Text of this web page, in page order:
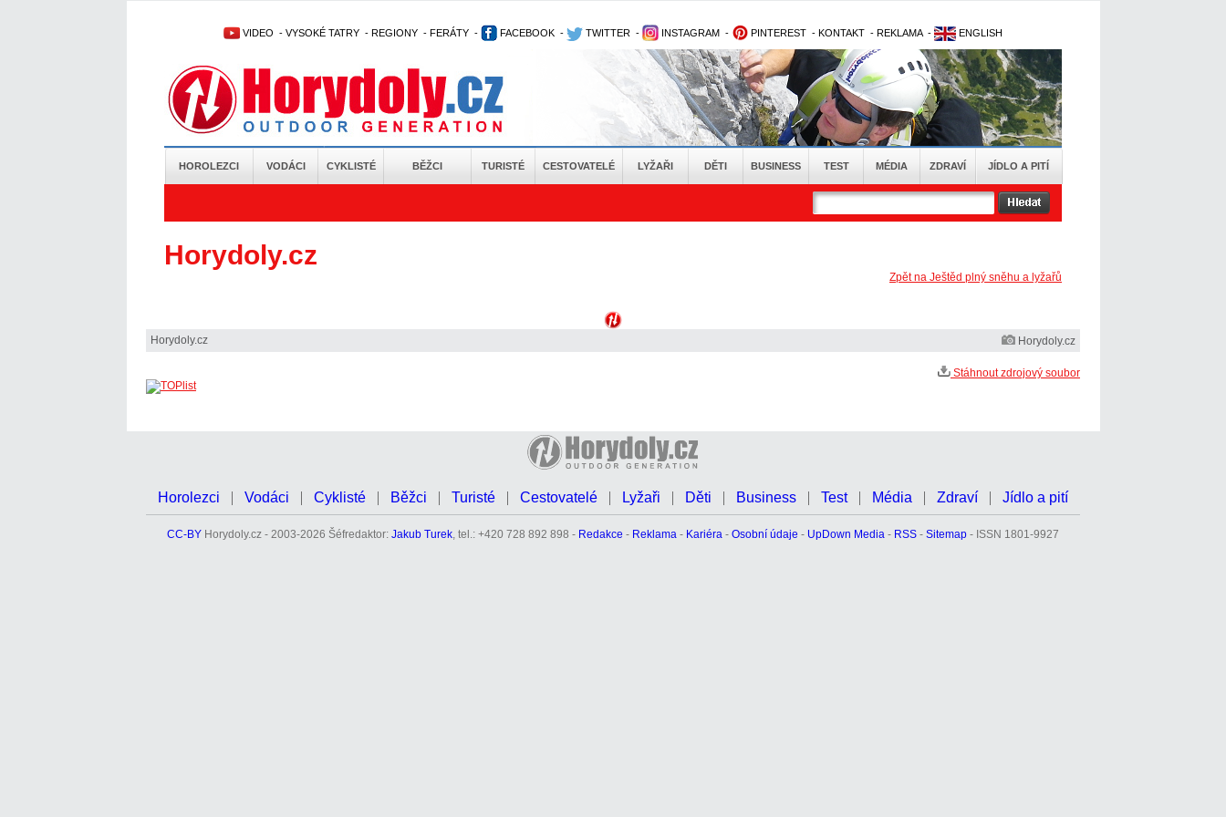
VIDEO - VYSOKÉ TATRY - REGIONY - FERÁTY - FACEBOOK - TWITTER - INSTAGRAM - PINTEREST - KONTAKT - REKLAMA - ENGLISH
HOROLEZCI VODÁCI CYKLISTÉ BĚŽCI TURISTÉ CESTOVATELÉ LYŽAŘI DĚTI BUSINESS TEST MÉDIA ZDRAVÍ JÍDLO A PITÍ
Horydoly.cz
Zpět na Ještěd plný sněhu a lyžařů
Horydoly.cz Horydoly.cz
Stáhnout zdrojový soubor
Horolezci Vodáci Cyklisté Běžci Turisté Cestovatelé Lyžaři Děti Business Test Média Zdraví Jídlo a pití
CC-BY Horydoly.cz - 2003-2026 Šéfredaktor: Jakub Turek, tel.: +420 728 892 898 - Redakce - Reklama - Kariéra - Osobní údaje - UpDown Media - RSS - Sitemap - ISSN 1801-9927